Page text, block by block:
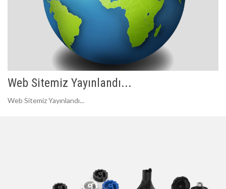
Web Sitemiz Yayınlandı...
Web Sitemiz Yayınlandı...